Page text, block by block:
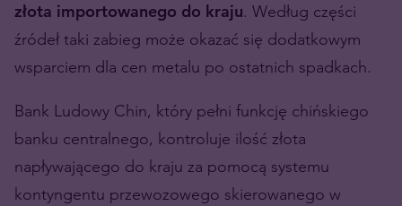
złota importowanego do kraju. Według części
źródeł taki zabieg może okazać się dodatkowym
wsparciem dla cen metalu po ostatnich spadkach.
Bank Ludowy Chin, który pełni funkcję chińskiego
banku centralnego, kontroluje ilość złota
napływającego do kraju za pomocą systemu
kontyngentu przewozowego skierowanego w